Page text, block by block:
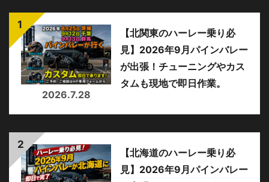
2026.7.28
【北関東のハーレー乗り必
見】2026年9月パインバレー
が出張！チューニングやカス
タムも現地で即日作業。
【北海道のハーレー乗り必
見】2026年9月パインバレー